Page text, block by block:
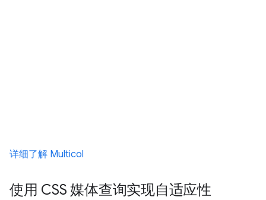
详细了解 Multicol
使用 CSS 媒体查询实现自适应性